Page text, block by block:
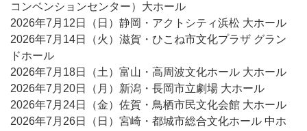
コンベンションセンター）大ホール
2026年7月12日（日）静岡・アクトシティ浜松 大ホール
2026年7月14日（火）滋賀・ひこね市文化プラザ グラン
ドホール
2026年7月18日（土）富山・高周波文化ホール 大ホール
2026年7月20日（月）新潟・長岡市立劇場 大ホール
2026年7月24日（金）佐賀・鳥栖市民文化会館 大ホール
2026年7月26日（日）宮崎・都城市総合文化ホール 中ホ